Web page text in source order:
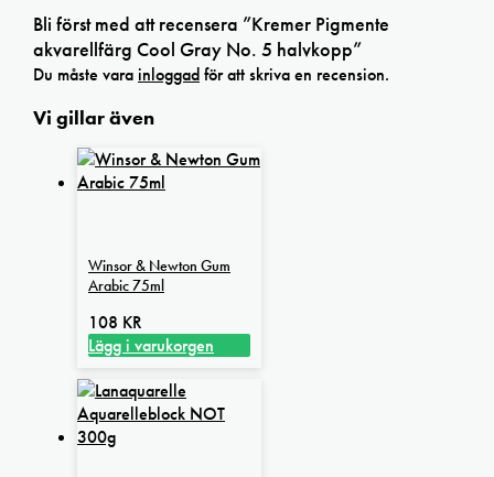
Bli först med att recensera ”Kremer Pigmente
akvarellfärg Cool Gray No. 5 halvkopp”
Du måste varainloggadför att skriva en recension.
Vi gillar även
Winsor & Newton Gum
Arabic 75ml
108 KR
Lägg i varukorgen